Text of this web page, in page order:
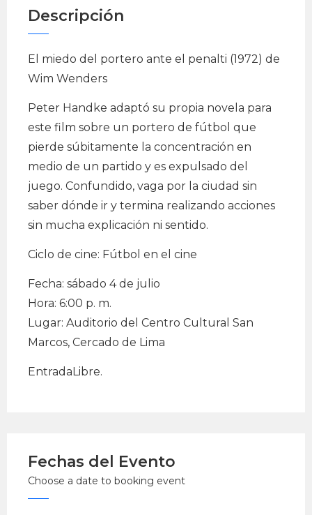
Descripción
El miedo del portero ante el penalti (1972) de
Wim Wenders
Peter Handke adaptó su propia novela para
este film sobre un portero de fútbol que
pierde súbitamente la concentración en
medio de un partido y es expulsado del
juego. Confundido, vaga por la ciudad sin
saber dónde ir y termina realizando acciones
sin mucha explicación ni sentido.
Ciclo de cine: Fútbol en el cine
Fecha: sábado 4 de julio
Hora: 6:00 p. m.
Lugar: Auditorio del Centro Cultural San
Marcos, Cercado de Lima
EntradaLibre.
Fechas del Evento
Choose a date to booking event